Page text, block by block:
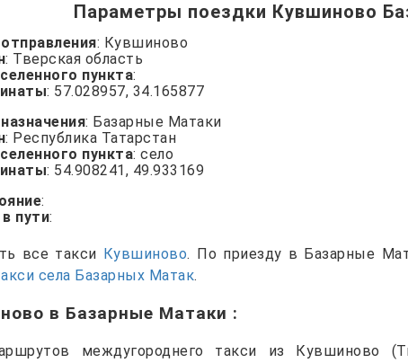
Параметры поездки Кувшиново
: Кувшиново
: Тверская область
пункта:
: 57.028957, 34.165877
: Базарные Матаки
: Республика Татарстан
пункта: село
: 54.908241, 49.933169
:
пути:
все такси Кувшиново. По приезду в Базарные
села Базарных Матак.
в Базарные Матаки :
междугороднего такси из Кувшиново